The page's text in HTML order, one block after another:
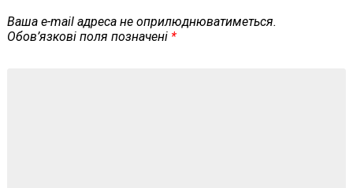
Ваша e-mail адреса не оприлюднюватиметься.
Обов’язкові поля позначені *